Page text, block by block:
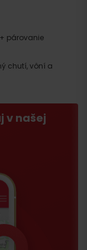
párovanie
chutí, vôní a
v našej